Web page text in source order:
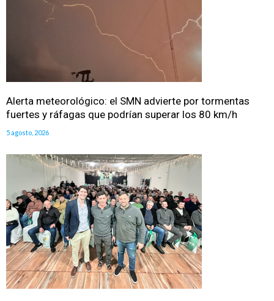
Alerta meteorológico: el SMN advierte por tormentas
fuertes y ráfagas que podrían superar los 80 km/h
5 agosto, 2026